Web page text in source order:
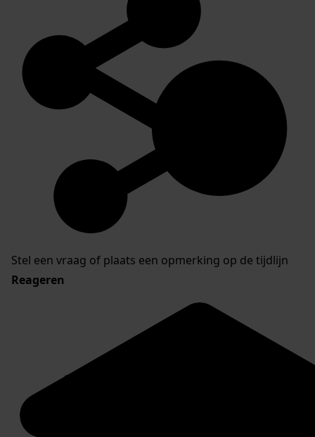
Stel een vraag of plaats een opmerking op de tijdlijn
Reageren